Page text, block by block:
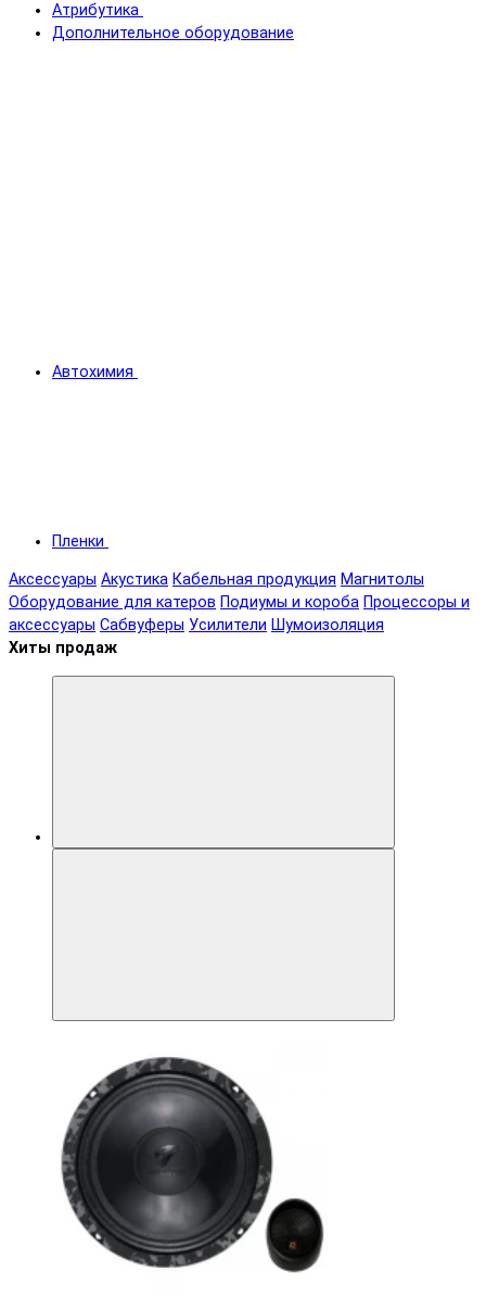
Атрибутика
Дополнительное оборудование
Автохимия
Пленки
Аксессуары Акустика Кабельная продукция Магнитолы
Оборудование для катеров Подиумы и короба Процессоры и
аксессуары Сабвуферы Усилители Шумоизоляция
Хиты продаж